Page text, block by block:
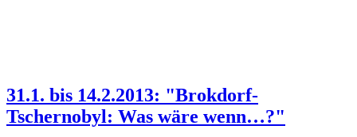
31.1. bis 14.2.2013: "Brokdorf-
Tschernobyl: Was wäre wenn…?"